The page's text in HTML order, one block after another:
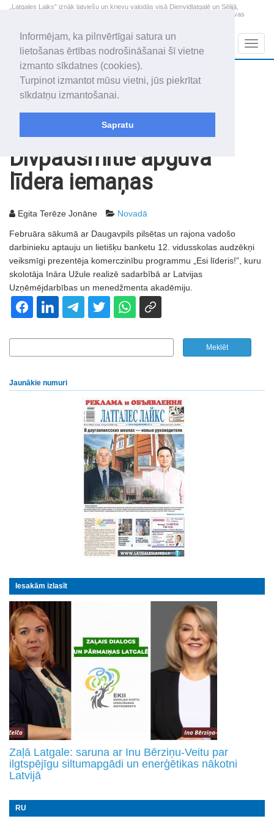
Informējam, ka pilnvērtīgai satura un
lietošanas ērtības nodrošināšanai šī vietne
izmanto sīkdatnes (cookies).
Turpinot izmantot mūsu vietni, jūs piekrītat
sīkdatņu izmantošanai.
Sapratu
„Latgales Laiks” iznāk latviešu un krievu valodās visā Dienvidlatgalē un Sēlijā,
„Latgales Laiks” latviešu valodā aptver Daugavpils valstspilsētu, Augšdaugavas
2026. gada 7. augusts
Piektdiena
Alfrēds, Fredis, Madars
+19.5
Divpadsmitie apguva
līdera iemaņas
Egita Terēze Jonāne Novadā
Februāra sākumā ar Daugavpils pilsētas un rajona vadošo
darbinieku aptauju un lietišķu banketu 12. vidusskolas audzēkņi
veiksmīgi prezentēja komerczinību programmu „Esi līderis!”, kuru
skolotāja Ināra Užule realizē sadarbībā ar Latvijas
Uzņēmējdarbības un menedžmenta akadēmiju.
Jaunākie numuri
Iesakām izlasīt
Zaļā Latgale: saruna ar Inu Bērziņu-Veitu par
ilgtspējīgu siltumapgādi un enerģētikas nākotni
Latvijā
RU